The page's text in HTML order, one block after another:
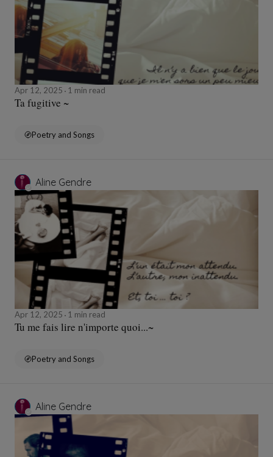
Apr 12, 2025 1 min read
Ta fugitive ~
Poetry and Songs
Aline Gendre
Apr 12, 2025 1 min read
Tu me fais lire n'importe quoi...~
Poetry and Songs
Aline Gendre